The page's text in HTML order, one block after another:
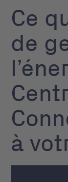
Ce
de
à